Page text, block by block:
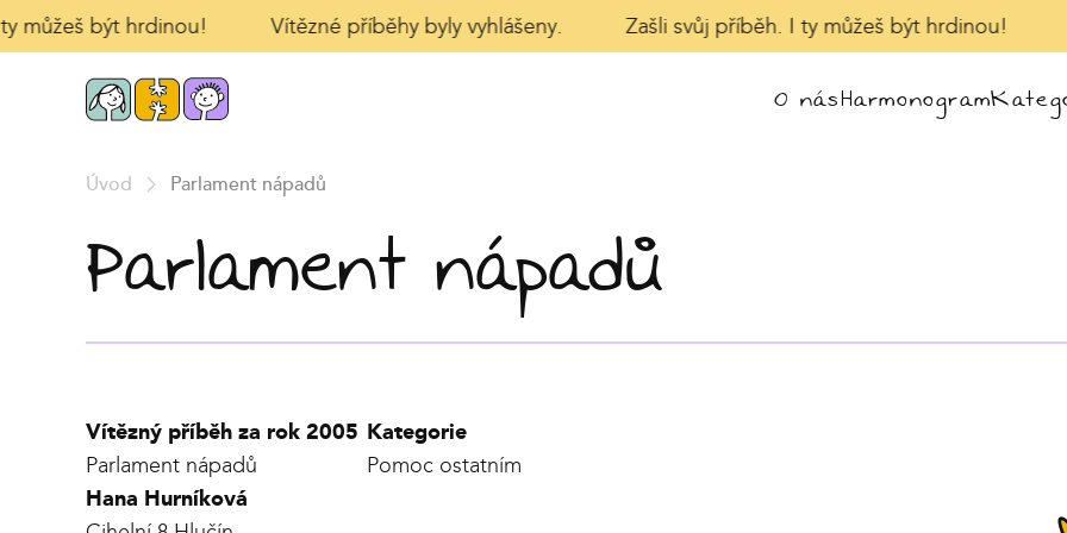
být hrdinou! Vítězné příběhy byly vyhlášeny. Zašli svůj příběh. I ty můžeš být hrdinou!
O násHarmonogram
Úvod Parlament nápadů
Parlament nápadů
Vítězný příběh za rok 2005
Parlament nápadů
Kategorie
Pomoc ostatním
Hana Hurníková